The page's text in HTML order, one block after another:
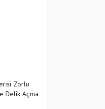
Zorlu
Delik Açma